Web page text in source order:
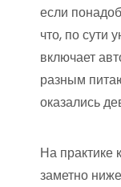
если
что, по сути
включает
разным
оказались
На практике
заметно